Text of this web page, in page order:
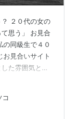
？ ２０代の女の
思う」 お見合
の同級生で４０
お見合いサイト
た雰囲気と美
、４０という
「うそー、私が
０代と何が変
コ